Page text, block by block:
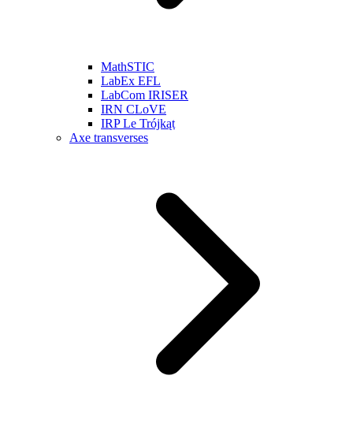
MathSTIC
LabEx EFL
LabCom IRISER
IRN CLoVE
IRP Le Trójkąt
Axe transverses